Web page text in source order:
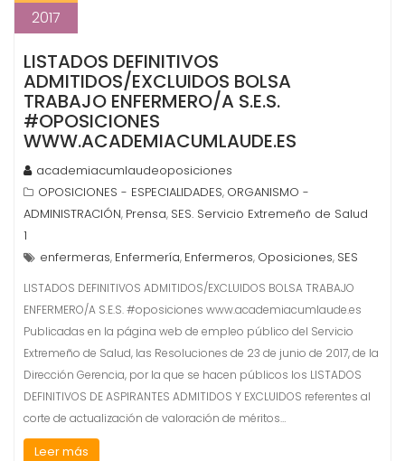
2017
LISTADOS DEFINITIVOS
ADMITIDOS/EXCLUIDOS BOLSA
TRABAJO ENFERMERO/A S.E.S.
#OPOSICIONES
WWW.ACADEMIACUMLAUDE.ES
academiacumlaudeoposiciones
OPOSICIONES - ESPECIALIDADES, ORGANISMO -
ADMINISTRACIÓN, Prensa, SES. Servicio Extremeño de Salud
1
enfermeras, Enfermería, Enfermeros, Oposiciones, SES
LISTADOS DEFINITIVOS ADMITIDOS/EXCLUIDOS BOLSA TRABAJO
ENFERMERO/A S.E.S. #oposiciones www.academiacumlaude.es
Publicadas en la página web de empleo público del Servicio
Extremeño de Salud, las Resoluciones de 23 de junio de 2017, de la
Dirección Gerencia, por la que se hacen públicos los LISTADOS
DEFINITIVOS DE ASPIRANTES ADMITIDOS Y EXCLUIDOS referentes al
corte de actualización de valoración de méritos…
Leer más